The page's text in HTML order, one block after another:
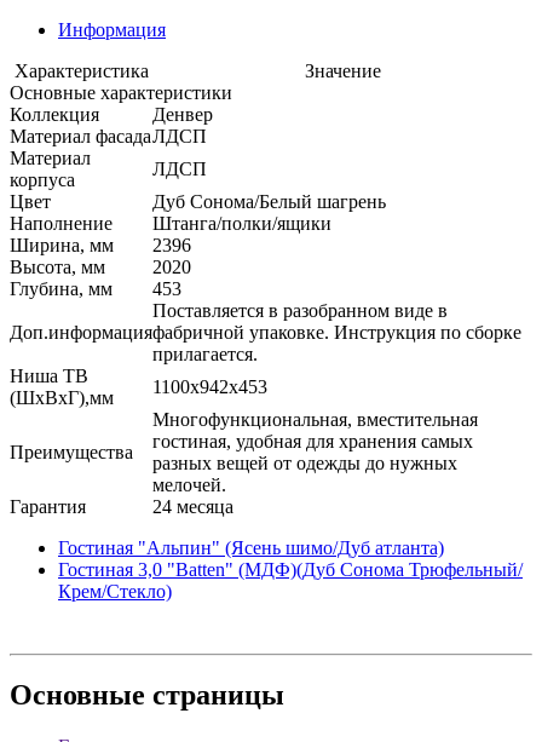
Информация
Характеристика
Значение
Основные характеристики
Коллекция
Денвер
Материал фасадаЛДСП
Материал
корпуса
ЛДСП
Цвет
Дуб Сонома/Белый шагрень
Наполнение
Штанга/полки/ящики
Ширина, мм
2396
Высота, мм
2020
Глубина, мм
453
Доп.информация
Поставляется в разобранном виде в
фабричной упаковке. Инструкция по сборке
прилагается.
Ниша ТВ
(ШхВхГ),мм
1100х942х453
Преимущества
Многофункциональная, вместительная
гостиная, удобная для хранения самых
разных вещей от одежды до нужных
мелочей.
Гарантия
24 месяца
Гостиная "Альпин" (Ясень шимо/Дуб атланта)
Гостиная 3,0 "Batten" (МДФ)(Дуб Сонома Трюфельный/
Крем/Стекло)
Основные страницы